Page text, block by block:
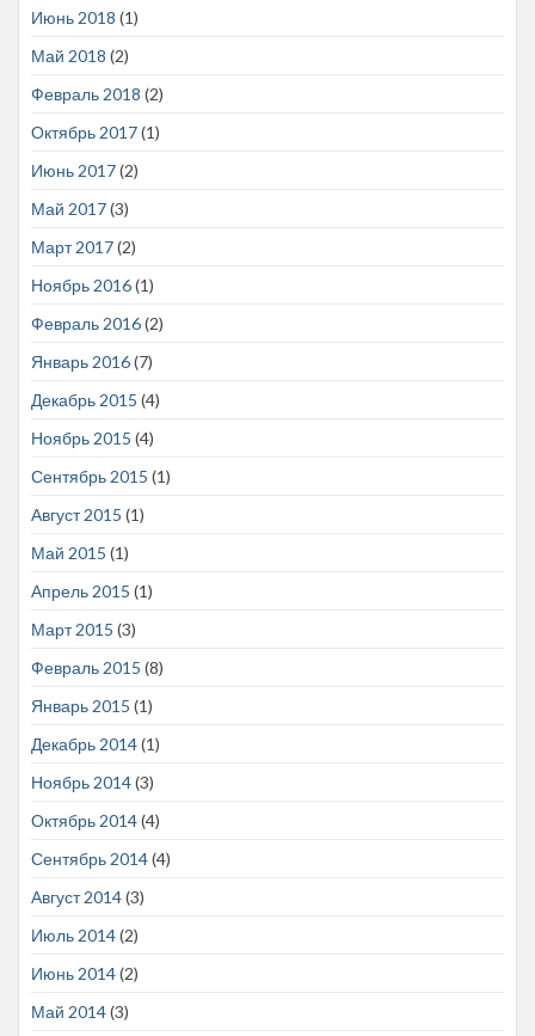
Июнь 2018 (1)
Май 2018 (2)
Февраль 2018 (2)
Октябрь 2017(1)
Июнь 2017(2)
Май 2017(3)
Март 2017(2)
Ноябрь 2016(1)
Февраль 2016(2)
Январь 2016(7)
Декабрь 2015 (4)
Ноябрь 2015 (4)
Сентябрь 2015 (1)
Август 2015 (1)
Май 2015 (1)
Апрель 2015 (1)
Март 2015 (3)
Февраль 2015 (8)
Январь 2015 (1)
Декабрь 2014(1)
Ноябрь 2014(3)
Октябрь 2014(4)
Сентябрь 2014(4)
Август 2014(3)
Июль 2014(2)
Июнь 2014(2)
Май 2014(3)